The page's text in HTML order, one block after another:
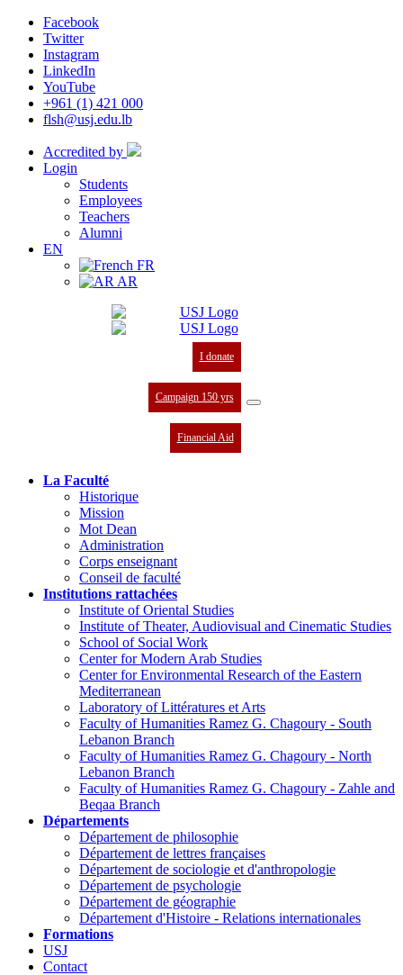
Facebook
Twitter
Instagram
LinkedIn
YouTube
+961 (1) 421 000
flsh@usj.edu.lb
Accredited by
Login
Students
Employees
Teachers
Alumni
EN
FR
AR
I donate
Campaign 150 yrs
Financial Aid
La Faculté
Historique
Mission
Mot Dean
Administration
Corps enseignant
Conseil de faculté
Institutions rattachées
Institute of Oriental Studies
Institute of Theater, Audiovisual and Cinematic Studies
School of Social Work
Center for Modern Arab Studies
Center for Environmental Research of the Eastern
Mediterranean
Laboratory of Littératures et Arts
Faculty of Humanities Ramez G. Chagoury - South
Lebanon Branch
Faculty of Humanities Ramez G. Chagoury - North
Lebanon Branch
Faculty of Humanities Ramez G. Chagoury - Zahle and
Beqaa Branch
Départements
Département de philosophie
Département de lettres françaises
Département de sociologie et d'anthropologie
Département de psychologie
Département de géographie
Département d'Histoire - Relations internationales
Formations
USJ
Contact